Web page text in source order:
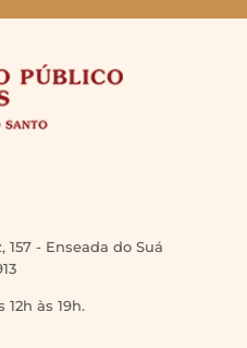
157 - Enseada do Suá
às 19h.